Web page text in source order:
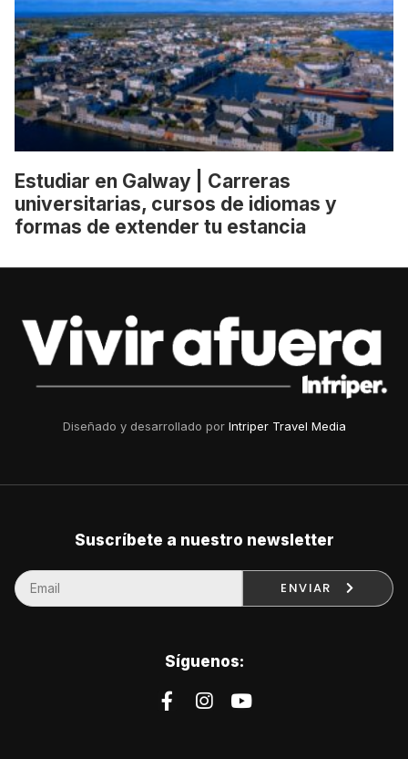
Estudiar en Galway | Carreras
universitarias, cursos de idiomas y
formas de extender tu estancia
Diseñado y desarrollado por Intriper Travel Media
Suscríbete a nuestro newsletter
ENVIAR
Síguenos: